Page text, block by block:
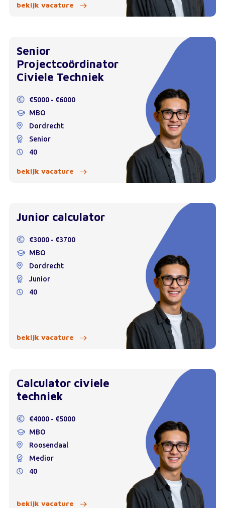
bekijk vacature
Senior
Projectcoördinator
Civiele Techniek
€5000 - €6000
MBO
Dordrecht
Senior
40
bekijk vacature
Junior calculator
€3000 - €3700
MBO
Dordrecht
Junior
40
bekijk vacature
Calculator civiele
techniek
€4000 - €5000
MBO
Roosendaal
Medior
40
bekijk vacature